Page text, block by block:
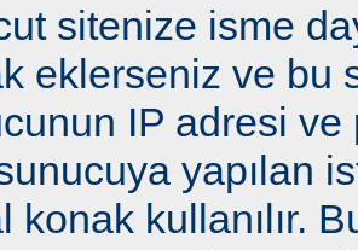
sitenize isme
eklerseniz ve bu
IP adresi
yapılan
konak kullanılır.